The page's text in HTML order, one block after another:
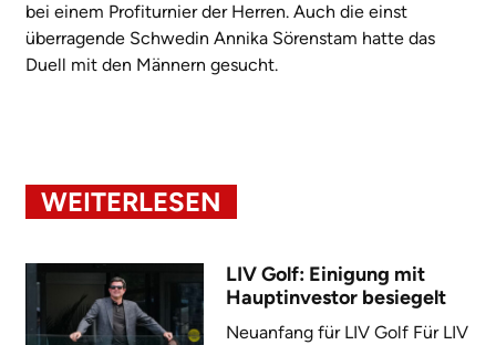
bei einem Profiturnier der Herren. Auch die einst
überragende Schwedin Annika Sörenstam hatte das
Duell mit den Männern gesucht.
WEITERLESEN
LIV Golf: Einigung mit
Hauptinvestor besiegelt
Neuanfang für LIV Golf Für LIV